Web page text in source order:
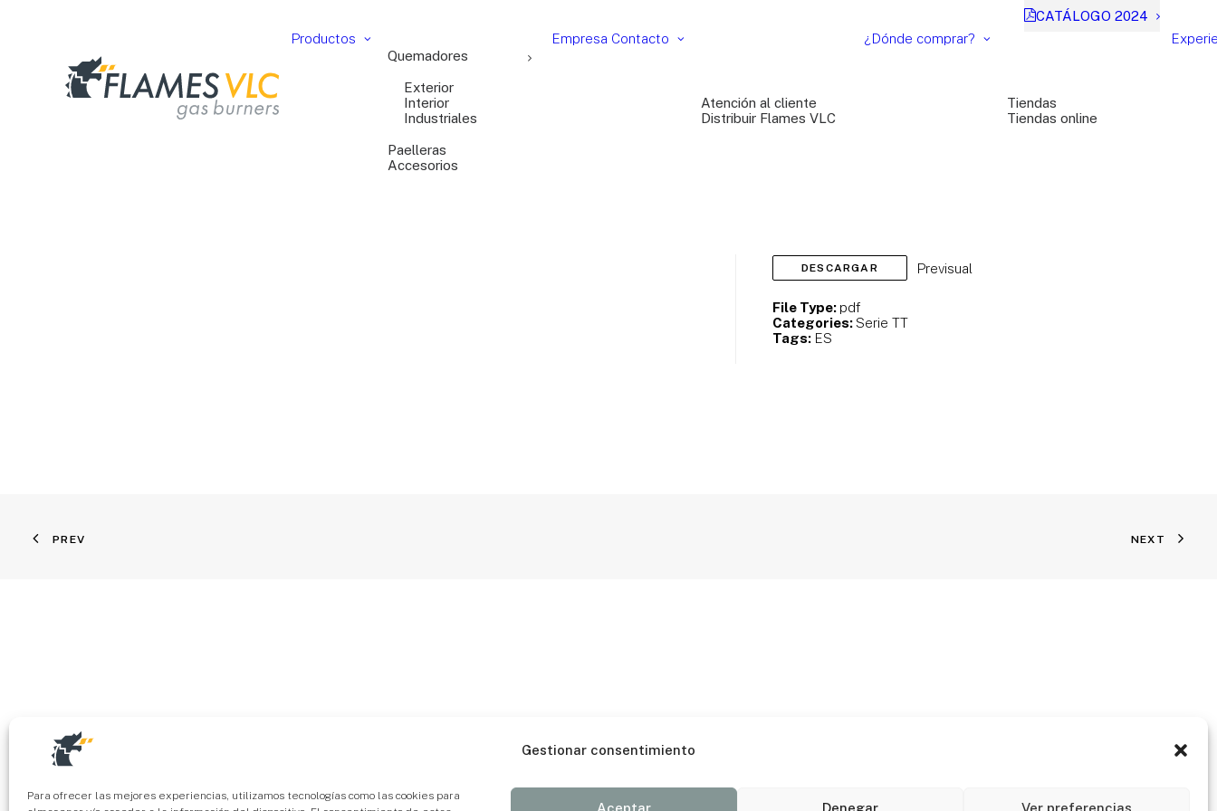
Gestionar consentimiento
Para ofrecer las mejores experiencias, utilizamos tecnologías como las cookies para
Aceptar Denegar Ver preferencias
CATÁLOGO 2024
Productos
Quemadores
Exterior
Interior
Industriales
Paelleras
Accesorios
Empresa Contacto
Atención al cliente
Distribuir Flames VLC
¿Dónde comprar?
Tiendas
Tiendas online
DESCARGAR Previsual
File Type: pdf
Categories:Serie TT
Tags: ES
PREV NEXT